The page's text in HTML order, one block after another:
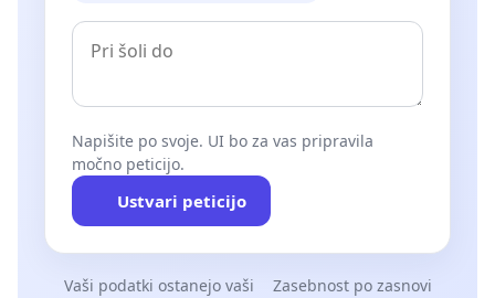
Napišite po svoje. UI bo za vas pripravila
močno peticijo.
Ustvari peticijo
Vaši podatki ostanejo vaši Zasebnost po zasnovi